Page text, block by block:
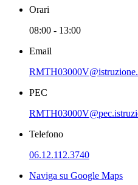
Orari
08:00 - 13:00
Email
PEC
Telefono
06.12.112.3740
Naviga su Google Maps